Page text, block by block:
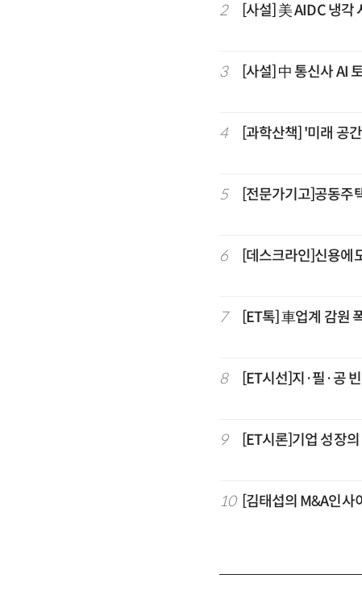
2 [사설] 美 AIDC 냉각
3 [사설] 中 통신사 AI
4 [과학산책] '미래 공
5 [전문가기고]공동주
6 [데스크라인]신용에
7 [ET톡] 車업계 감원
8 [ET시선]지·필·공
9 [ET시론]기업 성장
10 [김태섭의 M&A인사